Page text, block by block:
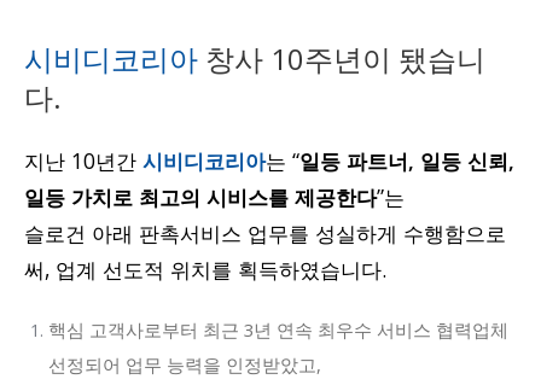
시비디코리아 창사 10주년이 됐습니
다.
지난 10년간 시비디코리아는 “일등 파트너, 일등 신뢰,
일등 가치로 최고의 시비스를 제공한다”는
슬로건 아래 판촉서비스 업무를 성실하게 수행함으로
써, 업계 선도적 위치를 획득하였습니다.
핵심 고객사로부터 최근 3년 연속 최우수 서비스 협력업체
선정되어 업무 능력을 인정받았고,